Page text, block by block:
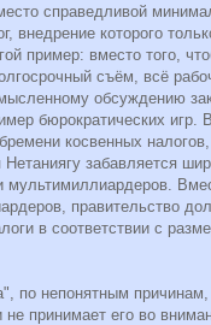
справедливой
внедрение которого
пример: вместо того,
съём, всё
обсуждению
бюрократических игр.
косвенных
забавляется
правительство
в соответствии с
по непонятным причинам,
принимает его во